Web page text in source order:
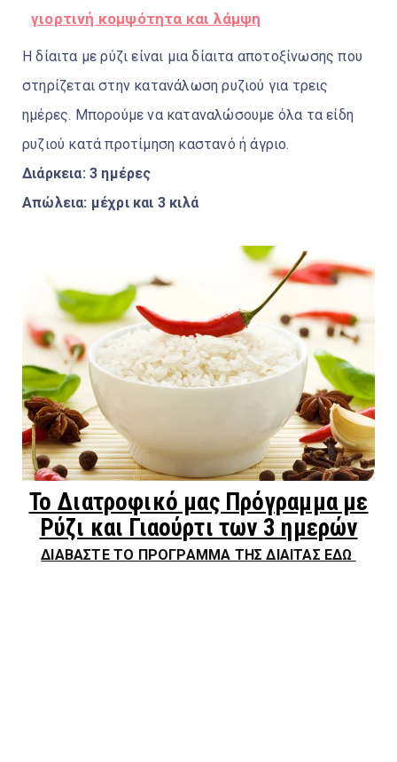
γιορτινή κομψότητα και λάμψη
Η δίαιτα με ρύζι είναι μια δίαιτα αποτοξίνωσης που
στηρίζεται στην κατανάλωση ρυζιού για τρεις
ημέρες. Μπορούμε να καταναλώσουμε όλα τα είδη
ρυζιού κατά προτίμηση καστανό ή άγριο.
Διάρκεια: 3 ημέρες
Απώλεια: μέχρι και 3 κιλά
Το Διατροφικό μας Πρόγραμμα με
Ρύζι και Γιαούρτι των 3 ημερών
ΔΙΑΒΑΣΤΕ ΤΟ ΠΡΟΓΡΑΜΜΑ ΤΗΣ ΔΙΑΙΤΑΣ ΕΔΩ